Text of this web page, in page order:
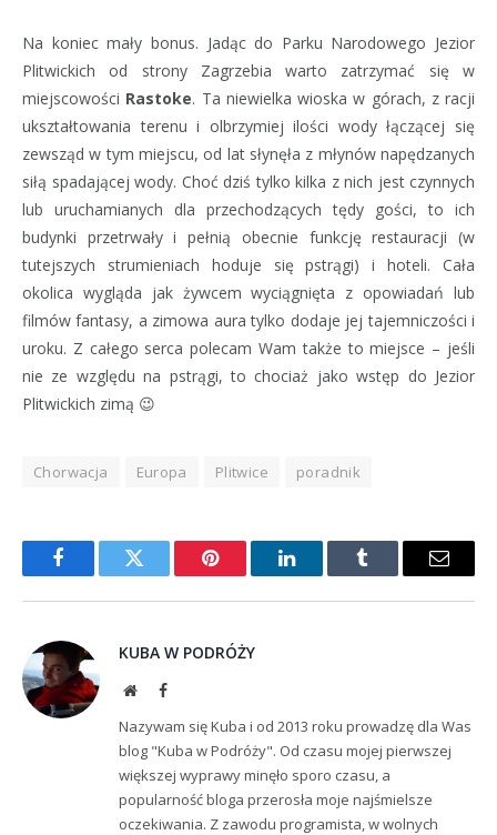
Na koniec mały bonus. Jadąc do Parku Narodowego Jezior
Plitwickich od strony Zagrzebia warto zatrzymać się w
miejscowości Rastoke. Ta niewielka wioska w górach, z racji
ukształtowania terenu i olbrzymiej ilości wody łączącej się
zewsząd w tym miejscu, od lat słynęła z młynów napędzanych
siłą spadającej wody. Choć dziś tylko kilka z nich jest czynnych
lub uruchamianych dla przechodzących tędy gości, to ich
budynki przetrwały i pełnią obecnie funkcję restauracji (w
tutejszych strumieniach hoduje się pstrągi) i hoteli. Cała
okolica wygląda jak żywcem wyciągnięta z opowiadań lub
filmów fantasy, a zimowa aura tylko dodaje jej tajemniczości i
uroku. Z całego serca polecam Wam także to miejsce – jeśli
nie ze względu na pstrągi, to chociaż jako wstęp do Jezior
Plitwickich zimą 😉
Chorwacja Europa Plitwice poradnik
FacebookTwitter Pinterest LinkedInTumblr Email
KUBA W PODRÓŻY
WebsiteFacebook
Nazywam się Kuba i od 2013 roku prowadzę dla Was
blog "Kuba w Podróży". Od czasu mojej pierwszej
większej wyprawy minęło sporo czasu, a
popularność bloga przerosła moje najśmielsze
oczekiwania. Z zawodu programista, w wolnych